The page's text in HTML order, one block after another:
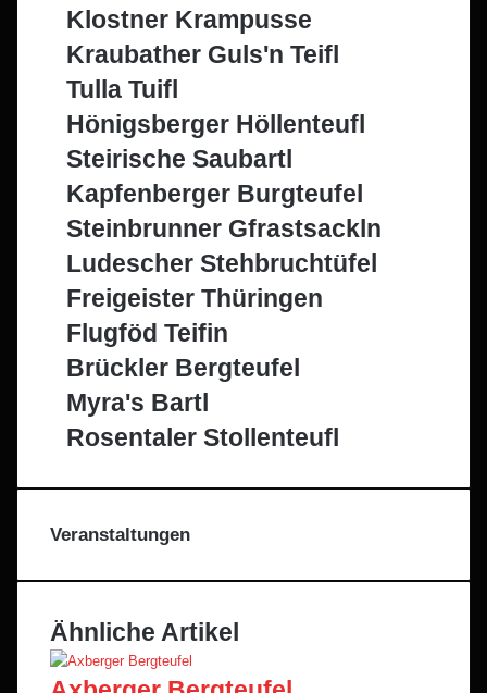
Klostner Krampusse
Kraubather Guls'n Teifl
Tulla Tuifl
Hönigsberger Höllenteufl
Steirische Saubartl
Kapfenberger Burgteufel
Steinbrunner Gfrastsackln
Ludescher Stehbruchtüfel
Freigeister Thüringen
Flugföd Teifin
Brückler Bergteufel
Myra's Bartl
Rosentaler Stollenteufl
Veranstaltungen
Ähnliche Artikel